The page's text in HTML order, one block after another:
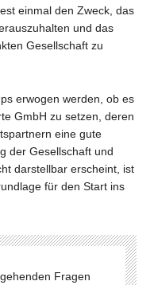
einmal den Zweck, das
und das
Gesellschaft zu
erwogen werden, ob es
GmbH zu setzen, deren
eine gute
der Gesellschaft und
darstellbar erscheint, ist
für den Start ins
Fragen